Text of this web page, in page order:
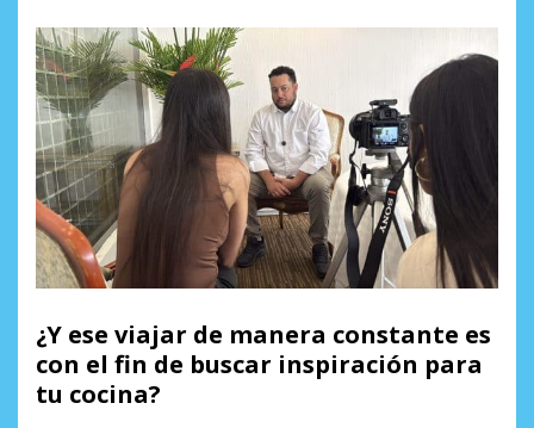
¿Y ese viajar de manera constante es
con el fin de buscar inspiración para
tu cocina?